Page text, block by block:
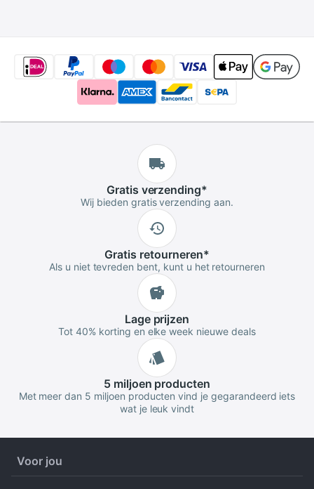
Gratis verzending*
Wij bieden gratis verzending aan.
Gratis retourneren*
Als u niet tevreden bent, kunt u het retourneren
Lageprijzen
Tot 40% korting en elke week nieuwe deals
5 miljoen producten
Met meer dan 5 miljoen producten vind je gegarandeerd iets
wat je leuk vindt
Voor jou